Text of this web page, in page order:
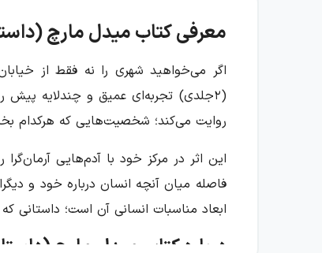
معرفی کتاب میدل مارچ
اگر می‌خواهید شهری را نه فقط از
روایت می‌کند؛ شخصیت‌هایی که هرکدام
این اثر در مرکز خود با آدم‌هایی
فاصله میان آنچه انسان درباره خود و
ابعاد مناسبات انسانی آن است؛ داستانی
درباره کتاب میدل مارچ (داستان